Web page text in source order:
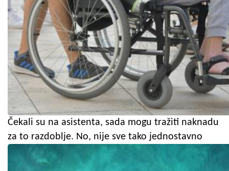
Čekali su na asistenta, sada mogu tražiti naknadu
za to razdoblje. No, nije sve tako jednostavno